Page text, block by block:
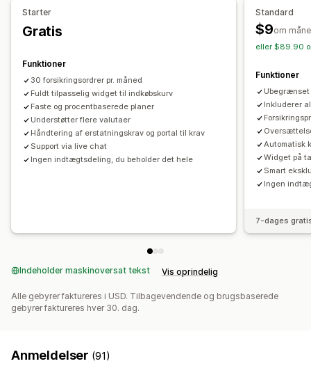
Automatisk tilmelding
Betaling
Tilpasset widget
Administration af reklamationer
Portal til reklamationer
Anmodningsformular
Tilpassede politikker Kontrolpanel til reklamationer
Sporing Mailnotifikationer
Gaveindpakning
Ofte købt sammen Sampak
Analyser
Konverteringsrater Anbefalet ydeevne
Forslag til optimering Ydeevne af tragt
Starter
Gratis
Funktioner
30 forsikringsordrer pr. måned
Fuldt tilpasselig widget til indkøbskurv
Faste og procentbaserede planer
Understøtter flere valutaer
Håndtering af erstatningskrav og portal til krav
Support via live chat
Ingen indtægtsdeling, du beholder det hele
Standard
$9om
eller $89.90
Funktioner
Inkluderer
Automatisk
Widget på
Smart
Ingen
7-dages
Indeholder maskinoversat tekst Vis oprindelig
Alle gebyrer faktureres i USD. Tilbagevendende og brugsbaserede
gebyrer faktureres hver 30. dag.
Anmeldelser (91)